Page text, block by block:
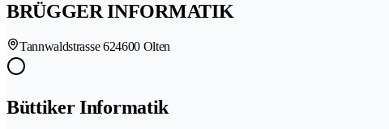
BRÜGGER INFORMATIK
Tannwaldstrasse 624600 Olten
Büttiker Informatik